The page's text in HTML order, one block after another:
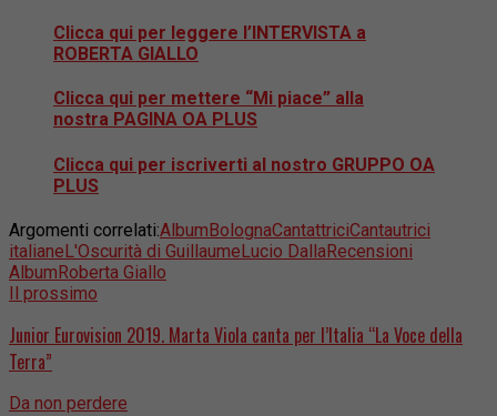
Clicca qui per leggere l’INTERVISTA a
ROBERTA GIALLO
Clicca qui per mettere “Mi piace” alla
nostra PAGINA OA PLUS
Clicca qui per iscriverti al nostro GRUPPO OA
PLUS
Argomenti correlati:AlbumBolognaCantattriciCantautrici
italianeL'Oscurità di GuillaumeLucio DallaRecensioni
AlbumRoberta Giallo
Il prossimo
Junior Eurovision 2019. Marta Viola canta per l’Italia “La Voce della
Terra”
Da non perdere